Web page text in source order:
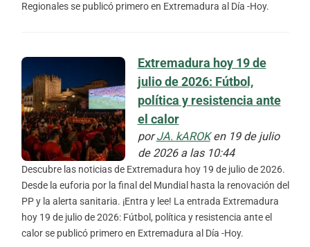
Regionales se publicó primero en Extremadura al Día -Hoy.
Extremadura hoy 19 de
julio de 2026: Fútbol,
política y resistencia ante
el calor
porJA. kAROKen 19 de julio
de 2026 a las 10:44
Descubre las noticias de Extremadura hoy 19 de julio de 2026.
Desde la euforia por la final del Mundial hasta la renovación del
PP y la alerta sanitaria. ¡Entra y lee! La entrada Extremadura
hoy 19 de julio de 2026: Fútbol, política y resistencia ante el
calor se publicó primero en Extremadura al Día -Hoy.